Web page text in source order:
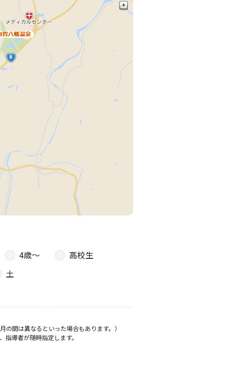
4歳〜
高校生
土
間は異なるといった場合もあります。）
導者が随時指定します。